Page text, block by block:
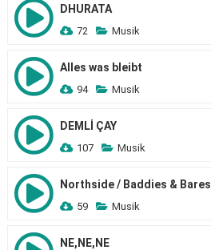
DHURATA
72 Musik
Alles was bleibt
94 Musik
DEMLİ ÇAY
107 Musik
Northside / Baddies & Bares
59 Musik
NE,NE,NE